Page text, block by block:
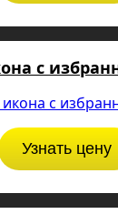
с
Узнать цену